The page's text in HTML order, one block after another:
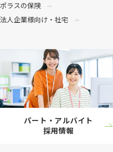
ポラスの保険
法人企業様向け・社宅
パート・アルバイト
採用情報